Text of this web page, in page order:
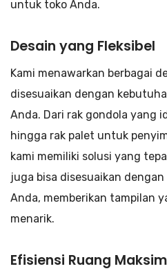
untuk toko Anda.
Desain yang Fleksibel
Kami menawarkan berbagai
disesuaikan dengan
Anda. Dari rak gondola yang
hingga rak palet untuk
kami memiliki solusi yang
juga bisa disesuaikan
Anda, memberikan tampilan
menarik.
Efisiensi Ruang